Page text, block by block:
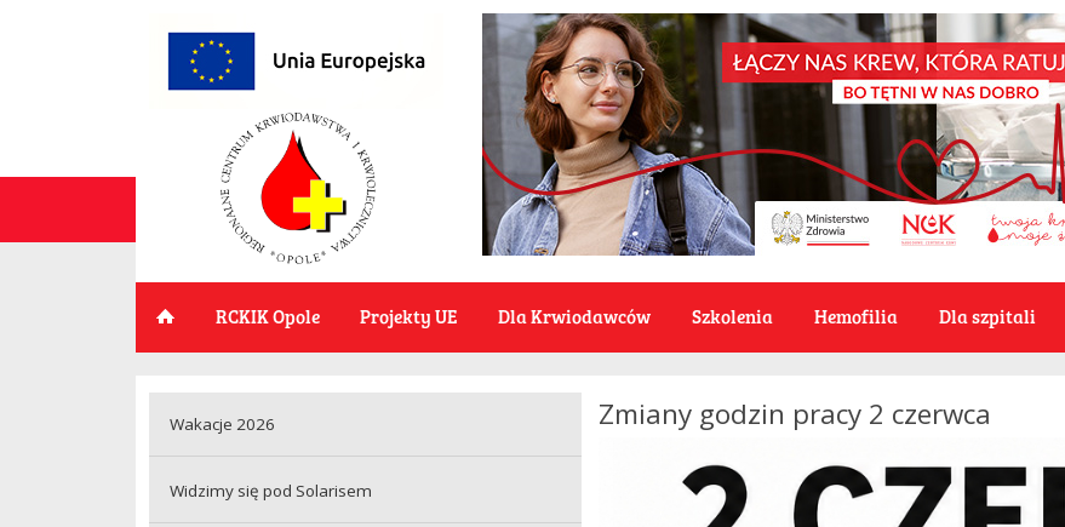
RCKIK Opole Projekty UE Dla Krwiodawców Szkolenia Hemofilia Dla szpitali
Wakacje 2026
Widzimy się pod Solarisem
Zmiany godzin pracy 2 czerwca